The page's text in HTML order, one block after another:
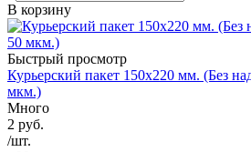
В корзину
Быстрый просмотр
Курьерский пакет 150х220 мм. (Без
мкм.)
Много
2 руб.
/шт.